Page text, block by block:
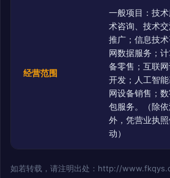
经营范围
一般项目：技
术咨询、技术
推广；信息技
网数据服务；
备零售；互联
开发；人工智
网设备销售；
包服务。（除
外，凭营业执
动）
如若转载，请注明出处：http://